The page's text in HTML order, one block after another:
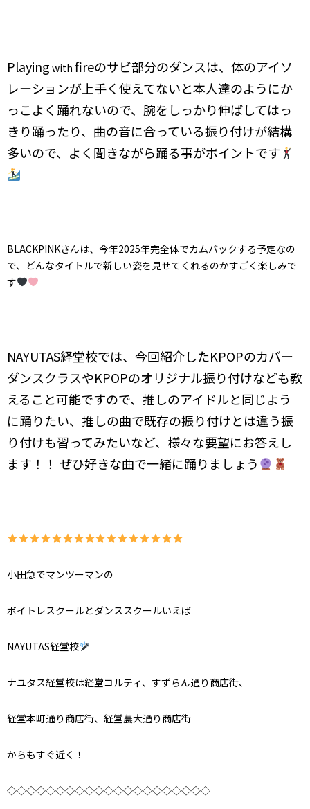
Playing with fireのサビ部分のダンスは、体のアイソ
レーションが上手く使えてないと本人達のようにか
っこよく踊れないので、腕をしっかり伸ばしてはっ
きり踊ったり、曲の音に合っている振り付けが結構
多いので、よく聞きながら踊る事がポイントです
BLACKPINKさんは、今年2025年完全体でカムバックする予定なの
で、どんなタイトルで新しい姿を見せてくれるのかすごく楽しみで
す
NAYUTAS経堂校では、今回紹介したKPOPのカバー
ダンスクラスやKPOPのオリジナル振り付けなども教
えること可能ですので、推しのアイドルと同じよう
に踊りたい、推しの曲で既存の振り付けとは違う振
り付けも習ってみたいなど、様々な要望にお答えし
ます！！ ぜひ好きな曲で一緒に踊りましょう
小田急でマンツーマンの
ボイトレスクールとダンススクールいえば
NAYUTAS経堂校
ナユタス経堂校は経堂コルティ、すずらん通り商店街、
経堂本町通り商店街、経堂農大通り商店街
からもすぐ近く！
◇◇◇◇◇◇◇◇◇◇◇◇◇◇◇◇◇◇◇◇◇